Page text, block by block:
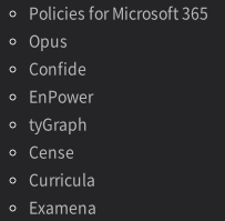
Policies for Microsoft 365
Opus
Confide
EnPower
tyGraph
Cense
Curricula
Examena